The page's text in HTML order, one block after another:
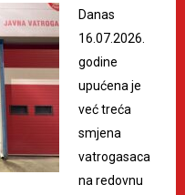
Danas
16.07.2026.
godine
upućena je
već treća
smjena
vatrogasaca
na redovnu